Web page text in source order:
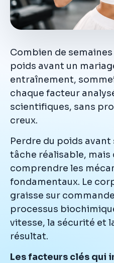
Combien de
poids avant un
entraînement,
chaque facteur
scientifiques, sans
creux.
Perdre du poids
tâche réalisable, mais
comprendre les
fondamentaux. Le
graisse sur
processus
vitesse, la sécurité et
résultat.
Les facteurs clés qui